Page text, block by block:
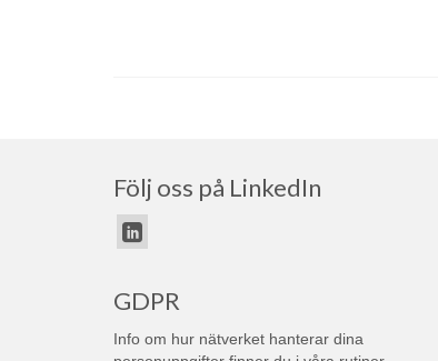
Följ oss på LinkedIn
GDPR
Info om hur nätverket hanterar dina